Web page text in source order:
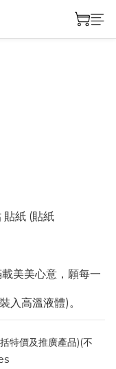
貼紙 (貼紙
美美心意，願每一
入高溫液體)。
特價及推廣產品)(不